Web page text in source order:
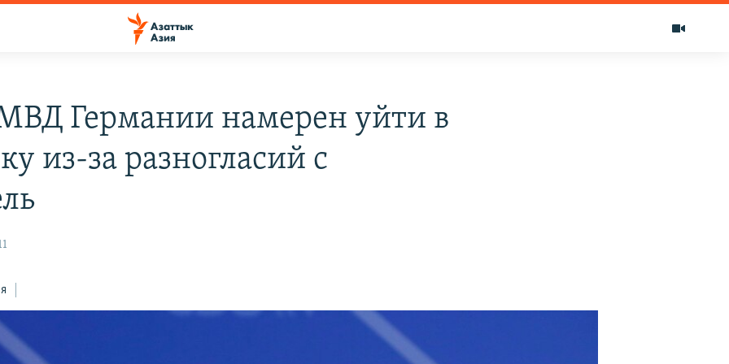
Германии намерен уйти в
из-за разногласий с